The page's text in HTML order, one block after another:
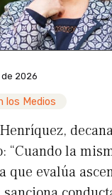
2026
los Medios
“Cuando la
que evalúa